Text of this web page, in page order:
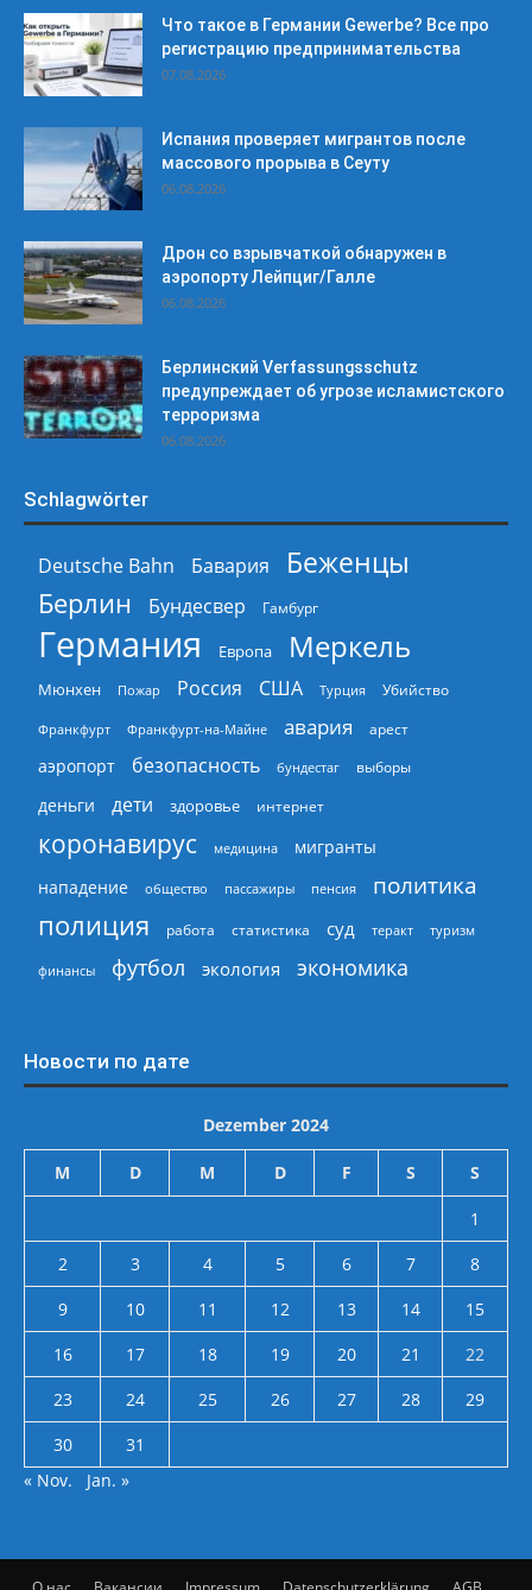
Что такое в Германии Gewerbe? Все про
регистрацию предпринимательства
07.08.2026
Испания проверяет мигрантов после
массового прорыва в Сеуту
06.08.2026
Дрон со взрывчаткой обнаружен в
аэропорту Лейпциг/Галле
06.08.2026
Берлинский Verfassungsschutz
предупреждает об угрозе исламистского
терроризма
06.08.2026
Schlagwörter
Deutsche Bahn Бавария
Беженцы
Берлин
Бундесвер Гамбург
Германия Европа Меркель
Мюнхен Пожар Россия США Турция Убийство
Франкфурт Франкфурт-на-Майне авария арест
аэропорт безопасность бундестаг выборы
деньги дети здоровье интернет
коронавирус медицина
мигранты
нападение
общество пассажиры пенсия политика
полиция работа статистика суд теракт туризм
финансы футбол экология экономика
Новости по дате
Dezember 2024
M D M D F S S
1
2
3 4 5 6 7
8
9
10 11 12 13 14
15
16
17 18 19 20 21
22
23
24 25 26 27 28
29
30
31
« Nov.
Jan. »